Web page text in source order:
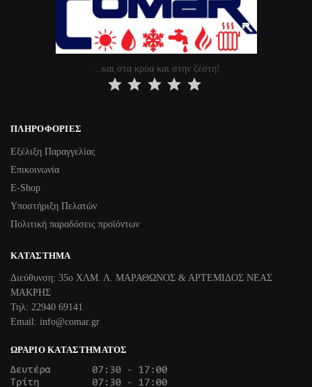
…και στα κρύα και στην ζέστη!
ΠΛΗΡΟΦΟΡΊΕΣ
Εξέλιξη Παραγγελίας
Επικοινωνία
Ε-Shop
Υποστήριξη Πελατών
Πολιτική παραδόσεις προϊόντων
ΚΑΤΆΣΤΗΜΑ
Διεύθυνση: 35ο ΧΛΜ. Λ. ΜΑΡΑΘΩΝΟΣ & ΑΡΤΕΜΙΔΟΣ ΝΕΑΣ
ΜΑΚΡΗΣ
Τηλ: 22940 69141
Email: info@comar.gr
ΩΡΆΡΙΟ ΚΑΤΑΣΤΉΜΑΤΟΣ